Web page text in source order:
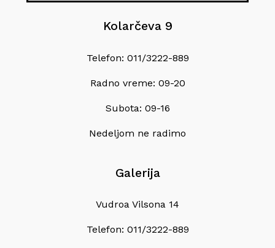
Kolarčeva 9
Telefon: 011/3222-889
Radno vreme: 09-20
Subota: 09-16
Nedeljom ne radimo
Galerija
Vudroa Vilsona 14
Telefon: 011/3222-889